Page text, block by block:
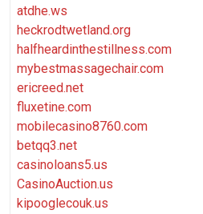
atdhe.ws
heckrodtwetland.org
halfheardinthestillness.com
mybestmassagechair.com
ericreed.net
fluxetine.com
mobilecasino8760.com
betqq3.net
casinoloans5.us
CasinoAuction.us
kipooglecouk.us